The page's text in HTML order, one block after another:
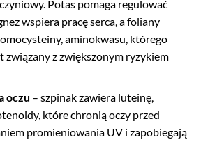
Potas pomaga regulować
wspiera pracę serca, a foliany
aminokwasu, którego
związany z zwiększonym ryzykiem
oczu – szpinak zawiera luteinę,
które chronią oczy przed
promieniowania UV i zapobiegają